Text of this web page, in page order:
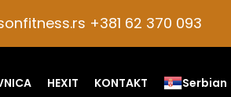
+381 62 370 093
HEXIT KONTAKT Serbian